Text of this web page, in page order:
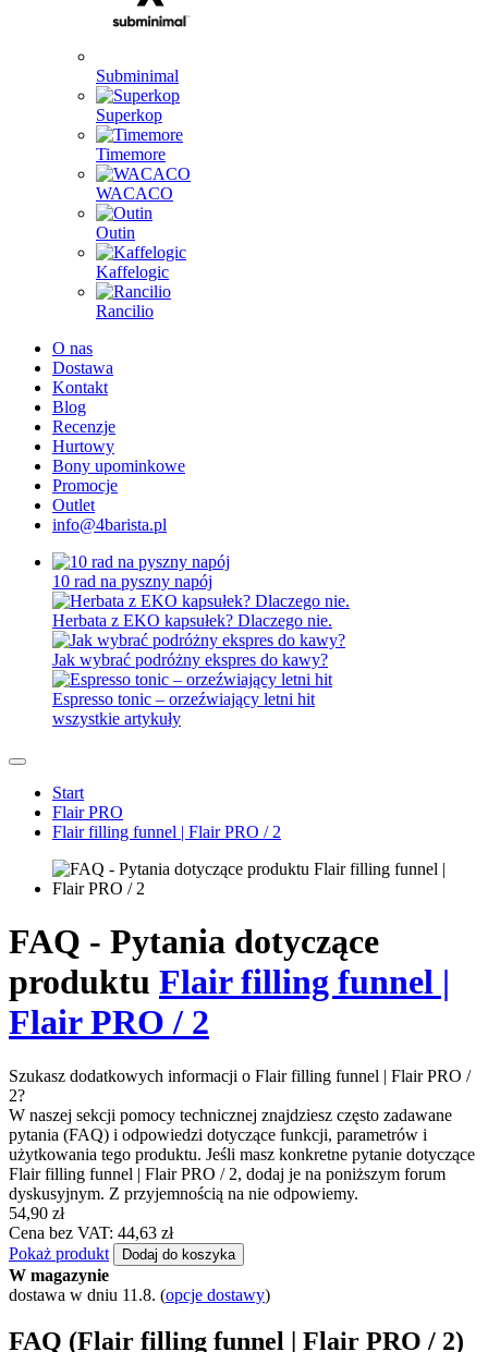
Subminimal
Superkop
Timemore
WACACO
Outin
Kaffelogic
Rancilio
O nas
Dostawa
Kontakt
Blog
Recenzje
Hurtowy
Bony upominkowe
Promocje
Outlet
info@4barista.pl
10 rad na pyszny napój
Herbata z EKO kapsułek? Dlaczego nie.
Jak wybrać podróżny ekspres do kawy?
Espresso tonic – orzeźwiający letni hit
wszystkie artykuły
Start
Flair PRO
Flair filling funnel | Flair PRO / 2
FAQ - Pytania dotyczące
produktu Flair filling funnel |
Flair PRO / 2
Szukasz dodatkowych informacji o Flair filling funnel | Flair PRO /
2?
W naszej sekcji pomocy technicznej znajdziesz często zadawane
pytania (FAQ) i odpowiedzi dotyczące funkcji, parametrów i
użytkowania tego produktu. Jeśli masz konkretne pytanie dotyczące
Flair filling funnel | Flair PRO / 2, dodaj je na poniższym forum
dyskusyjnym. Z przyjemnością na nie odpowiemy.
54,90 zł
Cena bez VAT: 44,63 zł
Pokaż produkt
Dodaj do koszyka
W magazynie
dostawa w dniu 11.8. (opcje dostawy)
FAQ (Flair filling funnel | Flair PRO / 2)